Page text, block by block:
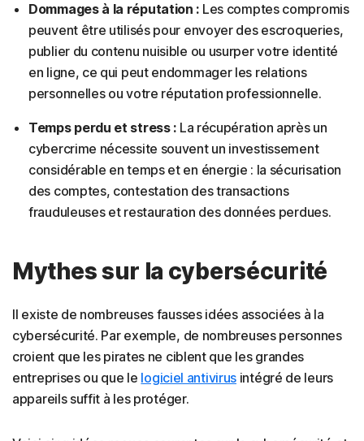
Dommages à la réputation : Les comptes compromis
peuvent être utilisés pour envoyer des escroqueries,
publier du contenu nuisible ou usurper votre identité
en ligne, ce qui peut endommager les relations
personnelles ou votre réputation professionnelle.
Temps perdu et stress : La récupération après un
cybercrime nécessite souvent un investissement
considérable en temps et en énergie : la sécurisation
des comptes, contestation des transactions
frauduleuses et restauration des données perdues.
Mythes sur la cybersécurité
Il existe de nombreuses fausses idées associées à la
cybersécurité. Par exemple, de nombreuses personnes
croient que les pirates ne ciblent que les grandes
entreprises ou que le logiciel antivirus intégré de leurs
appareils suffit à les protéger.